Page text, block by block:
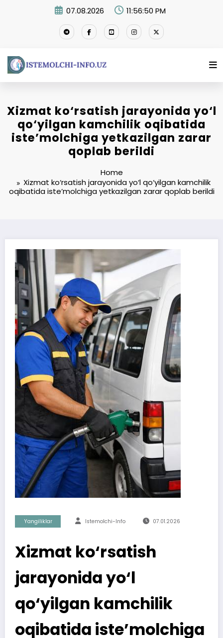
07.08.2026 11:56:51 PM
Xizmat ko‘rsatish jarayonida yo‘l
qo‘yilgan kamchilik oqibatida
iste’molchiga yetkazilgan zarar
qoplab berildi
Home
Xizmat ko‘rsatish jarayonida yo‘l qo‘yilgan kamchilik
oqibatida iste’molchiga yetkazilgan zarar qoplab berildi
Yangiliklar Istemolchi-Info 07.01.2026
Xizmat ko‘rsatish
jarayonida yo‘l
qo‘yilgan kamchilik
oqibatida iste’molchiga